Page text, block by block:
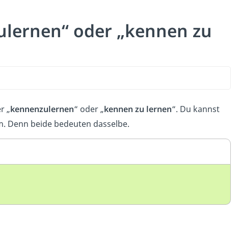
oder „kennen zu
„kennenzulernen“ oder „kennen zu lernen“. Du kannst
Denn beide bedeuten dasselbe.